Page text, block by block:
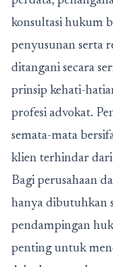
konsultasi hukum
penyusunan serta
ditangani secara
prinsip kehati-
profesi advokat.
semata-mata
klien terhindar
Bagi perusahaan
hanya dibutuhkan
pendampingan
penting untuk